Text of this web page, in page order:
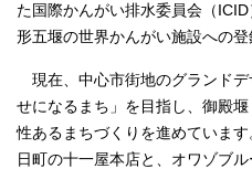
た国際かんがい排水委員会（
形五堰の世界かんがい施設への登
現在、中心市街地のグランド
せになるまち」を目指し、御殿
性あるまちづくりを進めていま
日町の十一屋本店と、オワゾブ